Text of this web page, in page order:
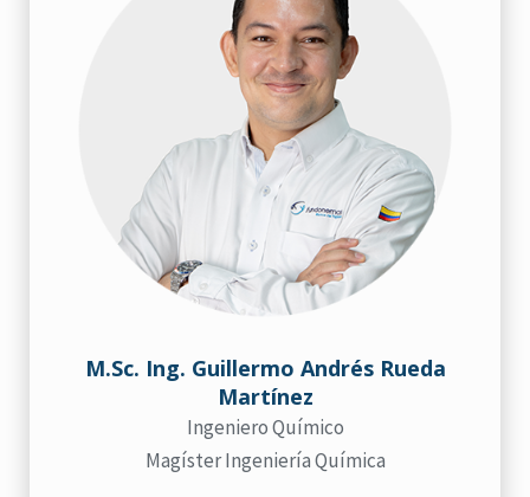
M.Sc. Ing. Guillermo Andrés Rueda
Martínez
Ingeniero Químico
Magíster Ingeniería Química